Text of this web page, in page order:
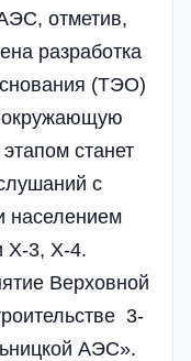
отметив,
разработка
(ТЭО)
окружающую
станет
с
населением
Х-3, Х-4.
Верховной
3-
АЭС».